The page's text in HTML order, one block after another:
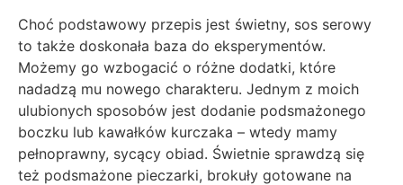
Choć podstawowy przepis jest świetny, sos serowy
to także doskonała baza do eksperymentów.
Możemy go wzbogacić o różne dodatki, które
nadadzą mu nowego charakteru. Jednym z moich
ulubionych sposobów jest dodanie podsmażonego
boczku lub kawałków kurczaka – wtedy mamy
pełnoprawny, sycący obiad. Świetnie sprawdzą się
też podsmażone pieczarki, brokuły gotowane na